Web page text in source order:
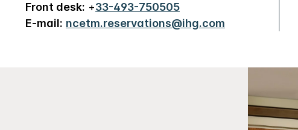
Front desk: +33-493-750505
E-mail: ncetm.reservations@ihg.com